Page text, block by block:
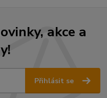
akce a
Přihlásit se